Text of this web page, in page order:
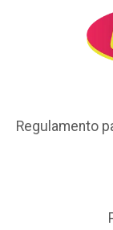
Regulamento